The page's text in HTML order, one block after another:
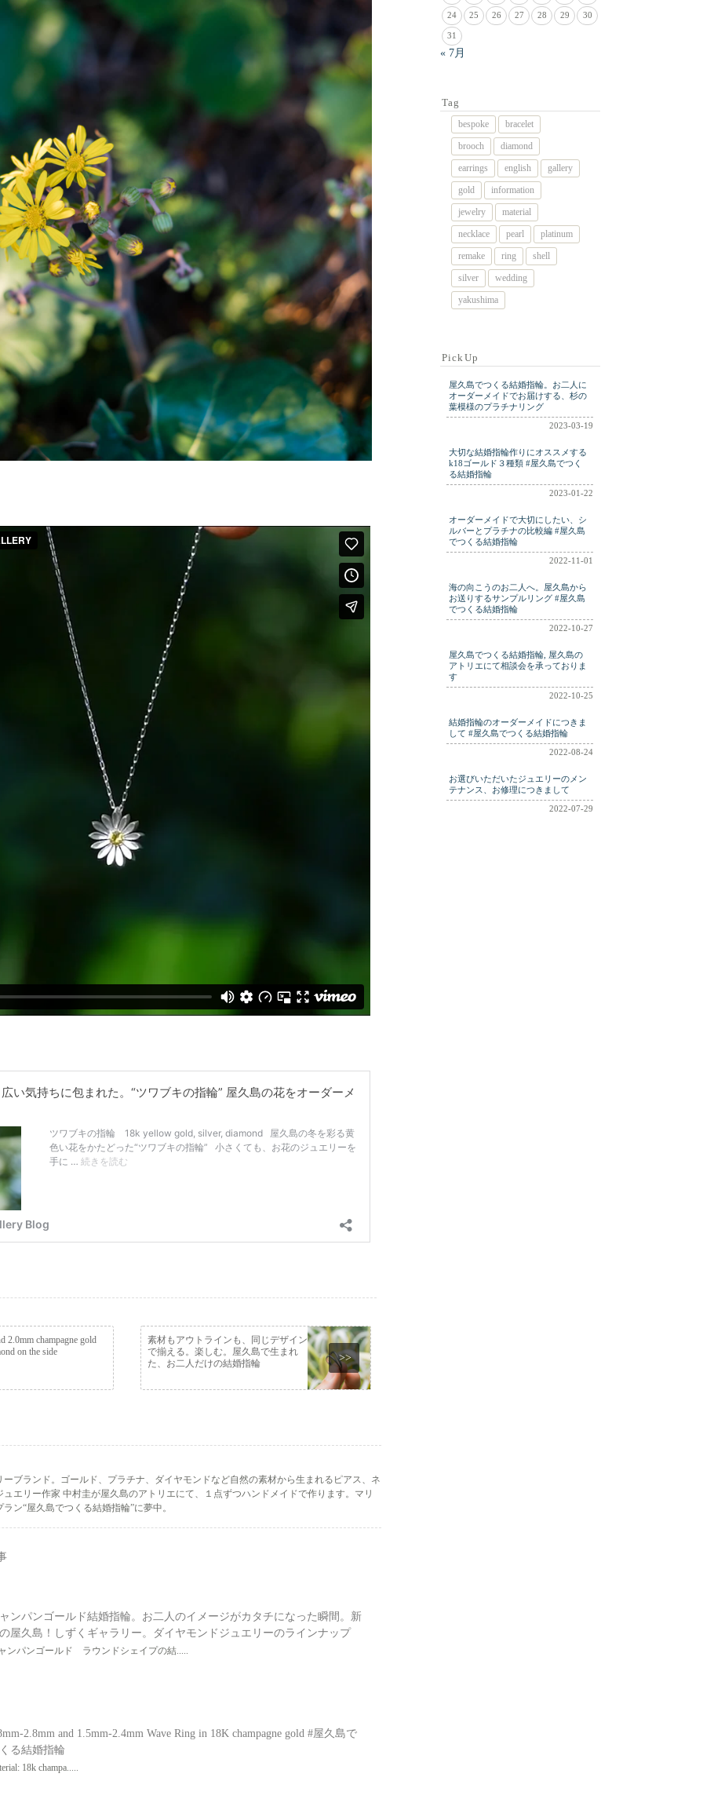
2.0mm champagne gold
on the side
>>
素材もアウトラインも、同じデザイン
で揃える。楽しむ。屋久島で生まれ
た、お二人だけの結婚指輪
ブランド。ゴールド、プラチナ、ダイヤモンドなど自然の素材から生まれるピアス、ネ
エリー作家 中村圭が屋久島のアトリエにて、１点ずつハンドメイドで作ります。マリ
ン“屋久島でつくる結婚指輪”に夢中。
ンパンゴールド結婚指輪。お二人のイメージがカタチになった瞬間。新
屋久島！しずくギャラリー。ダイヤモンドジュエリーのラインナップ
ンパンゴールド ラウンドシェイプの結.....
2.8mm and 1.5mm-2.4mm Wave Ring in 18K champagne gold #屋久島で
る結婚指輪
18k champa.....
24 25 26 27 28 29 30
31
« 7月
Tag
bespoke
bracelet
brooch
diamond
earrings
english
gallery
gold
information
jewelry
material
necklace
pearl
platinum
remake
ring
shell
silver
wedding
yakushima
PickUp
屋久島でつくる結婚指輪。お二人に
オーダーメイドでお届けする、杉の
葉模様のプラチナリング
2023-03-19
大切な結婚指輪作りにオススメする
k18ゴールド３種類 #屋久島でつく
る結婚指輪
2023-01-22
オーダーメイドで大切にしたい、シ
ルバーとプラチナの比較編 #屋久島
でつくる結婚指輪
2022-11-01
海の向こうのお二人へ。屋久島から
お送りするサンプルリング #屋久島
でつくる結婚指輪
2022-10-27
屋久島でつくる結婚指輪, 屋久島の
アトリエにて相談会を承っておりま
す
2022-10-25
結婚指輪のオーダーメイドにつきま
して #屋久島でつくる結婚指輪
2022-08-24
お選びいただいたジュエリーのメン
テナンス、お修理につきまして
2022-07-29